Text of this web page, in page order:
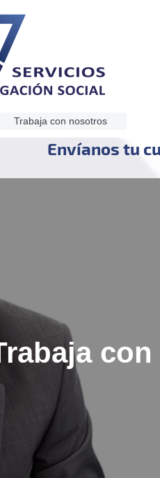
Trabaja con nosotros
Envíanos tu